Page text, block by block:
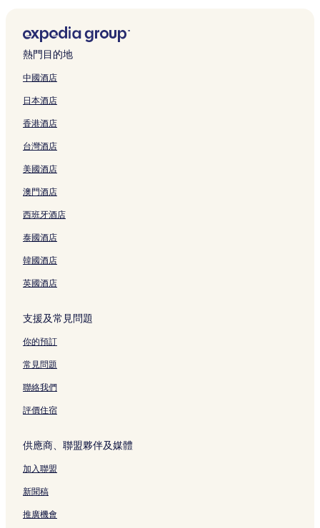
新市街酒店
熊本市的Spa 酒店
龍田自然公園附近的酒店
熊本市政府附近的酒店
小泉八雲熊本舊居附近的酒店
新市街太陽路附近的酒店
熊本市 2 星級酒店
熊本站旅遊諮詢中心附近的酒店
熊本酒店
花畑町酒店
藤崎八旛宮附近的酒店
熊本市的可泊車的酒店
熊本縣傳統工藝館附近的酒店
熊本的平價酒店
中央區酒店
子飼商店街附近的酒店
熊本市酒店
熊本城大廳附近的酒店
熊本市的旅舍
本妙寺附近的酒店
舊細川刑部邸附近的酒店
熱門目的地
中國酒店
日本酒店
香港酒店
台灣酒店
美國酒店
澳門酒店
西班牙酒店
泰國酒店
韓國酒店
英國酒店
支援及常見問題
你的預訂
常見問題
聯絡我們
評價住宿
供應商、聯盟夥伴及媒體
加入聯盟
新聞稿
推廣機會